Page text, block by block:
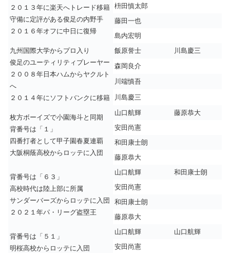
２０１３年に楽天へトレード移籍
守備に定評がある俊足の内野手
２０１６年オフに中日に復帰
枡田慎太郎
藤田一也
島内宏明
九州国際大学からプロ入り
俊足のユーティリティプレーヤー
２００８年日本ハムからヤクルト
へ
２０１４年にソフトバンクに移籍
飯原誉士
川島慶三
森岡良介
川端慎吾
川島慶三
枚方ボーイズで小園海斗と同期
背番号は「１」
四番打者として甲子園春夏連覇
大阪桐蔭高校からロッテに入団
山口航輝
藤原恭大
安田尚憲
和田康士朗
藤原恭大
背番号は「６３」
高校時代は陸上部に所属
サンダーバーズからロッテに入団
２０２１年パ・リーグ盗塁王
山口航輝
和田康士朗
安田尚憲
和田康士朗
藤原恭大
背番号は「５１」
明桜高校からロッテに入団
山口航輝
山口航輝
安田尚憲